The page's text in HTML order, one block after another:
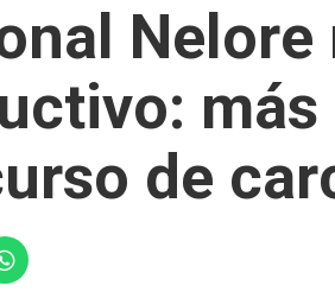
de